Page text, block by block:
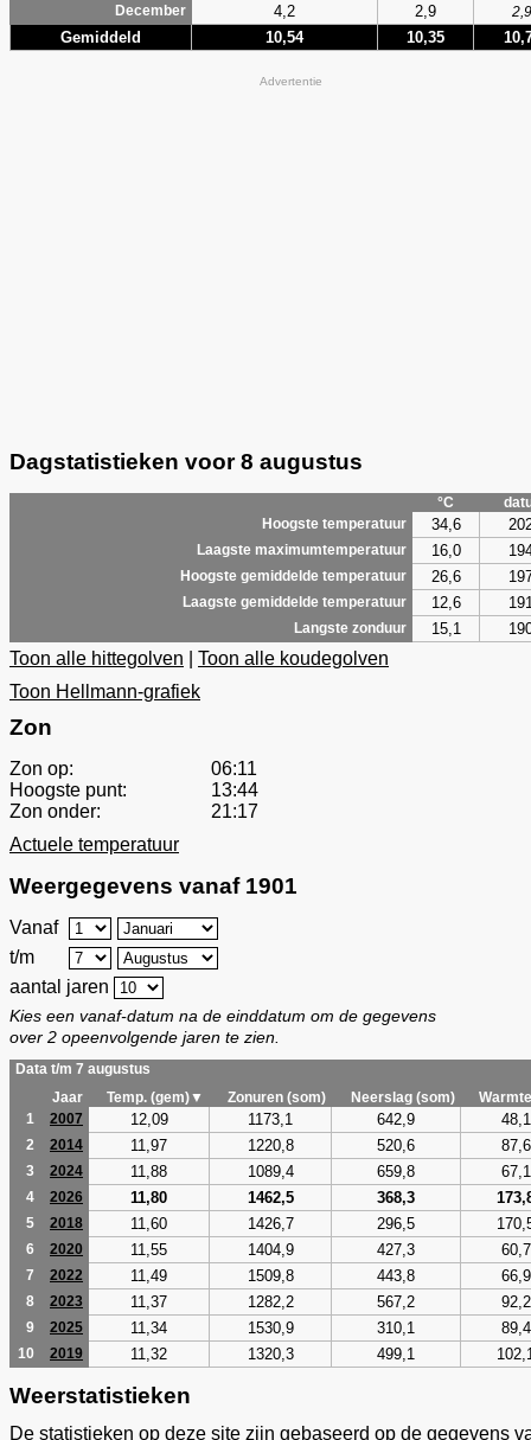
December
4,2 2,9 2,9
Gemiddeld 10,54 10,35
Advertentie
Dagstatistieken voor 8 augustus
°C
Hoogste temperatuur
34,6
Laagste maximumtemperatuur 16,0
Hoogste gemiddelde temperatuur 26,6
Laagste gemiddelde temperatuur 12,6
Langste zonduur 15,1
Toon alle hittegolven
Toon alle koudegolven
Toon Hellmann-grafiek
Zon
Zon op:
06:11
Hoogste punt:
13:44
Zon onder:
21:17
Actuele temperatuur
Weergegevens vanaf 1901
Vanaf
t/m
aantal jaren
Kies een vanaf-datum na de einddatum om de gegevens
over 2 opeenvolgende jaren te zien.
Data t/m 7 augustus
Jaar
Temp. (gem)▼ Zonuren (som) Neerslag (som)
1
2007 12,09 1173,1 642,9 48,1
2 2014 11,97 1220,8 520,6 87,6
3 2024 11,88 1089,4 659,8 67,1
4 2026 11,80 1462,5 368,3
5 2018 11,60 1426,7 296,5
6 2020 11,55 1404,9 427,3 60,7
7 2022 11,49 1509,8 443,8 66,9
8 2023 11,37 1282,2 567,2 92,2
9 2025 11,34 1530,9 310,1 89,4
10 2019 11,32 1320,3 499,1
Weerstatistieken
De statistieken op deze site zijn gebaseerd op de gegevens